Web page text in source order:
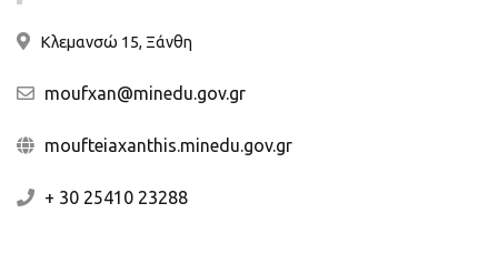
Κλεμανσώ 15, Ξάνθη
moufxan@minedu.gov.gr
moufteiaxanthis.minedu.gov.gr
+ 30 25410 23288